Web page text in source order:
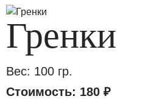
Заказать
Гренки
|
Кафе
"Лесное"
Гренки
Вес: 100 гр.
Стоимость: 180 ₽